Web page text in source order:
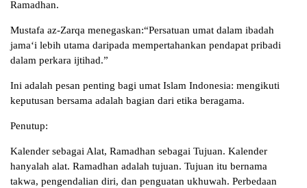
Ramadhan.
Mustafa az-Zarqa menegaskan:“Persatuan umat dalam ibadah
jama‘i lebih utama daripada mempertahankan pendapat pribadi
dalam perkara ijtihad.”
Ini adalah pesan penting bagi umat Islam Indonesia: mengikuti
keputusan bersama adalah bagian dari etika beragama.
Penutup:
Kalender sebagai Alat, Ramadhan sebagai Tujuan. Kalender
hanyalah alat. Ramadhan adalah tujuan. Tujuan itu bernama
takwa, pengendalian diri, dan penguatan ukhuwah. Perbedaan